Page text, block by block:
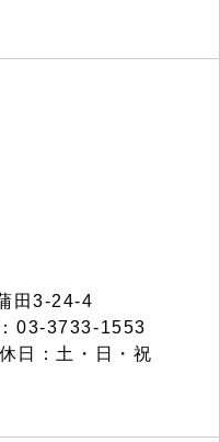
田3-24-4
03-3733-1553
日：土・日・祝